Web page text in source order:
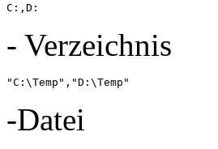
C:,D:
- Verzeichnis
"C:\Temp","D:\Temp"
-Datei